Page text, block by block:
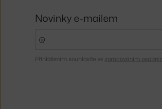
Novinky e-mailem
Přihlášením souhlasíte se zpracováním